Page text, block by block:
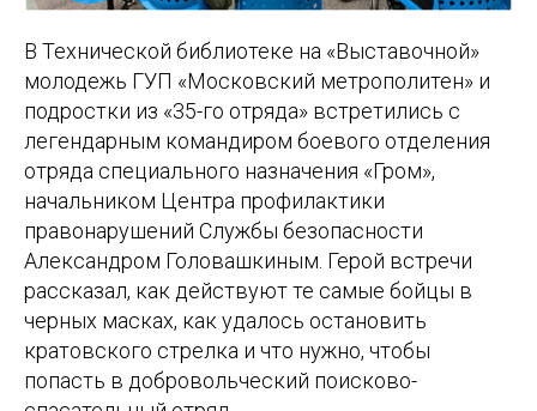
В Технической библиотеке на «Выставочной»
молодежь ГУП «Московский метрополитен» и
подростки из «35-го отряда» встретились с
легендарным командиром боевого отделения
отряда специального назначения «Гром»,
начальником Центра профилактики
правонарушений Службы безопасности
Александром Головашкиным. Герой встречи
рассказал, как действуют те самые бойцы в
черных масках, как удалось остановить
кратовского стрелка и что нужно, чтобы
попасть в добровольческий поисково-